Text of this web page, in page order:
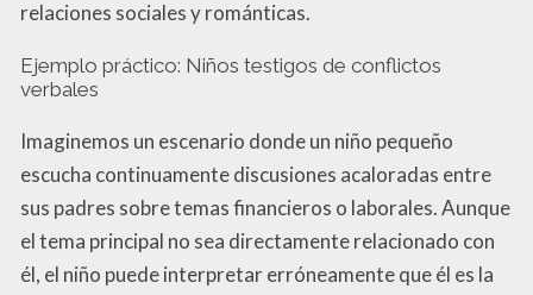
relaciones sociales y románticas.
Ejemplo práctico: Niños testigos de conflictos
verbales
Imaginemos un escenario donde un niño pequeño
escucha continuamente discusiones acaloradas entre
sus padres sobre temas financieros o laborales. Aunque
el tema principal no sea directamente relacionado con
él, el niño puede interpretar erróneamente que él es la